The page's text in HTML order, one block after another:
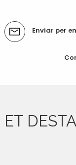
Accions
del
Enviar per
ET